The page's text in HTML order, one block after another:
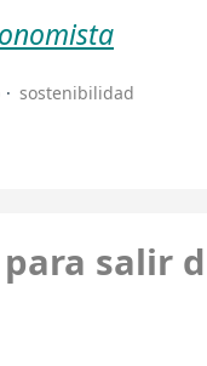
sostenibilidad
salir